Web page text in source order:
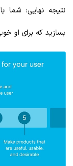
نتیجه نهایی: شما
بسازید که برای او